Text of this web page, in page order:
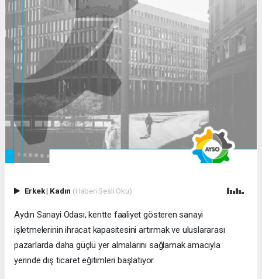
Erkek| Kadın (Haberi Sesli Oku)
Aydın Sanayi Odası, kentte faaliyet gösteren sanayi
işletmelerinin ihracat kapasitesini artırmak ve uluslararası
pazarlarda daha güçlü yer almalarını sağlamak amacıyla
yerinde dış ticaret eğitimleri başlatıyor.